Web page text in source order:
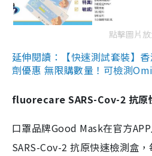
點擊圖片
延伸閱讀：【快速測試套裝】
劑優惠 無限購數量！可檢測
fluorecare SARS-Cov-2 抗原
口罩品牌Good Mask在官方
SARS-Cov-2 抗原快速檢測盒